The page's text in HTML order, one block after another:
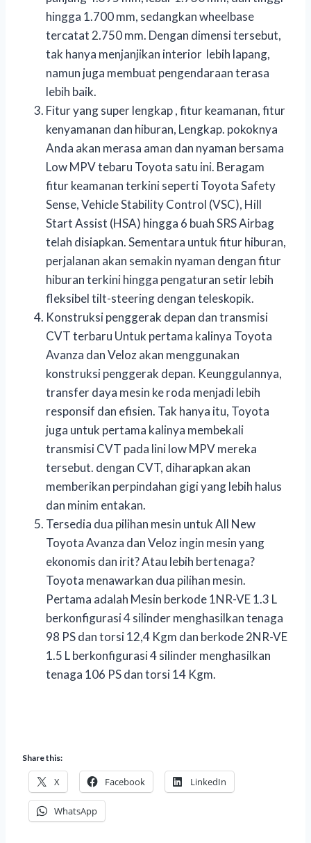
hingga 1.700 mm, sedangkan wheelbase
tercatat 2.750 mm. Dengan dimensi tersebut,
tak hanya menjanjikan interior lebih lapang,
namun juga membuat pengendaraan terasa
lebih baik.
Fitur yang super lengkap , fitur keamanan, fitur
kenyamanan dan hiburan, Lengkap. pokoknya
Anda akan merasa aman dan nyaman bersama
Low MPV tebaru Toyota satu ini. Beragam
fitur keamanan terkini seperti Toyota Safety
Sense, Vehicle Stability Control (VSC), Hill
Start Assist (HSA) hingga 6 buah SRS Airbag
telah disiapkan. Sementara untuk fitur hiburan,
perjalanan akan semakin nyaman dengan fitur
hiburan terkini hingga pengaturan setir lebih
fleksibel tilt-steering dengan teleskopik.
Konstruksi penggerak depan dan transmisi
CVT terbaru Untuk pertama kalinya Toyota
Avanza dan Veloz akan menggunakan
konstruksi penggerak depan. Keunggulannya,
transfer daya mesin ke roda menjadi lebih
responsif dan efisien. Tak hanya itu, Toyota
juga untuk pertama kalinya membekali
transmisi CVT pada lini low MPV mereka
tersebut. dengan CVT, diharapkan akan
memberikan perpindahan gigi yang lebih halus
dan minim entakan.
Tersedia dua pilihan mesin untuk All New
Toyota Avanza dan Veloz ingin mesin yang
ekonomis dan irit? Atau lebih bertenaga?
Toyota menawarkan dua pilihan mesin.
Pertama adalah Mesin berkode 1NR-VE 1.3 L
berkonfigurasi 4 silinder menghasilkan tenaga
98 PS dan torsi 12,4 Kgm dan berkode 2NR-VE
1.5 L berkonfigurasi 4 silinder menghasilkan
tenaga 106 PS dan torsi 14 Kgm.
Share this:
X Facebook LinkedIn
WhatsApp